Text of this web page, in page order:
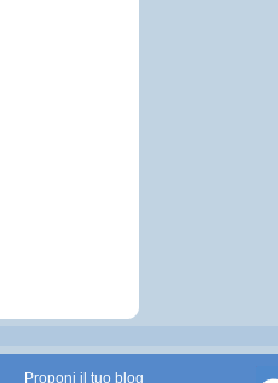
Proponi il tuo blog